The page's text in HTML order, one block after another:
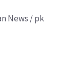
News / pk